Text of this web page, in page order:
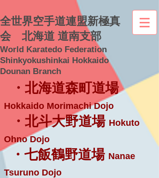
全世界空手道連盟新極真
会 北海道 道南支部
World Karatedo Federation
Shinkyokushinkai Hokkaido
Dounan Branch
・北海道森町道場
Hokkaido Morimachi Dojo
・北斗大野道場 Hokuto
Ohno Dojo
・七飯鶴野道場 Nanae
Tsuruno Dojo